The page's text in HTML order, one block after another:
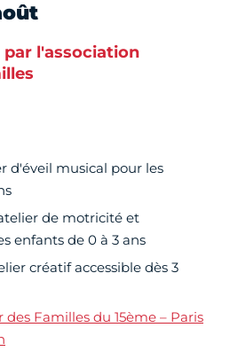
l'association
d'éveil musical pour les
atelier de motricité et
enfants de 0 à 3 ans
créatif accessible dès 3
des Familles du 15ème – Paris